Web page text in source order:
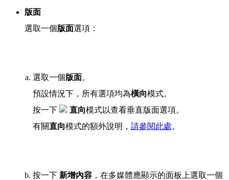
版面
選取一個版面選項：
選取一個版面。
預設情況下，所有選項均為橫向模式。
按一下
直向模式以查看垂直版面選項。
有關直向模式的額外說明， 請參閱此處。
按一下 新增內容 ，在多媒體應顯示的面板上選取一個